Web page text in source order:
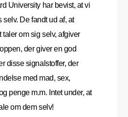
University har bevist, at vi
selv. De fandt ud af, at
taler om sig selv, afgiver
der giver en god
disse signalstoffer, der
med mad, sex,
penge m.m. Intet under, at
om dem selv!